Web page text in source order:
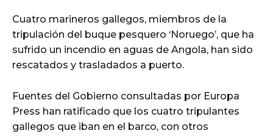
Cuatro marineros gallegos, miembros de la
tripulación del buque pesquero ‘Noruego’, que ha
sufrido un incendio en aguas de Angola, han sido
rescatados y trasladados a puerto.
Fuentes del Gobierno consultadas por Europa
Press han ratificado que los cuatro tripulantes
gallegos que iban en el barco, con otros